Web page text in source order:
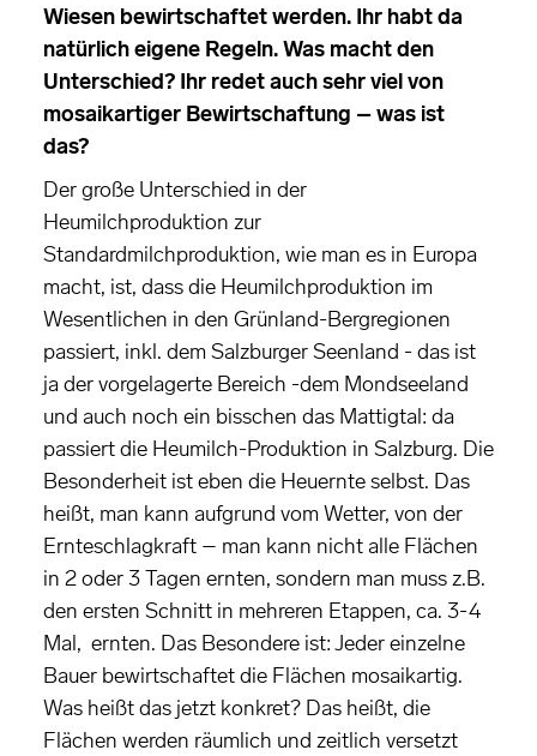
Wiesen bewirtschaftet werden. Ihr habt da
natürlich eigene Regeln. Was macht den
Unterschied? Ihr redet auch sehr viel von
mosaikartiger Bewirtschaftung – was ist
das?
Der große Unterschied in der
Heumilchproduktion zur
Standardmilchproduktion, wie man es in Europa
macht, ist, dass die Heumilchproduktion im
Wesentlichen in den Grünland-Bergregionen
passiert, inkl. dem Salzburger Seenland - das ist
ja der vorgelagerte Bereich -dem Mondseeland
und auch noch ein bisschen das Mattigtal: da
passiert die Heumilch-Produktion in Salzburg. Die
Besonderheit ist eben die Heuernte selbst. Das
heißt, man kann aufgrund vom Wetter, von der
Ernteschlagkraft – man kann nicht alle Flächen
in 2 oder 3 Tagen ernten, sondern man muss z.B.
den ersten Schnitt in mehreren Etappen, ca. 3-4
Mal, ernten. Das Besondere ist: Jeder einzelne
Bauer bewirtschaftet die Flächen mosaikartig.
Was heißt das jetzt konkret? Das heißt, die
Flächen werden räumlich und zeitlich versetzt